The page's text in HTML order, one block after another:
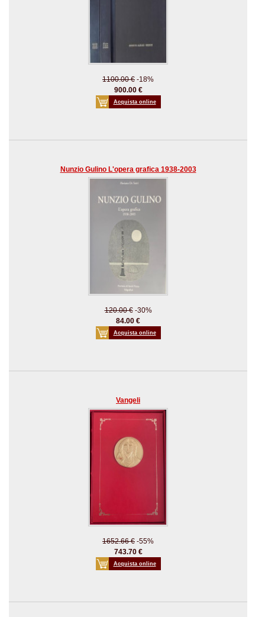
1100.00 € -18%
900.00 €
Acquista online
Nunzio Gulino L'opera grafica 1938-2003
120.00 €-30%
84.00 €
Acquista online
Vangeli
1652.66 € -55%
743.70 €
Acquista online